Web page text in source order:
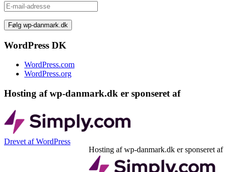
E-
mail-
adresse
WordPress DK
WordPress.com
WordPress.org
Hosting af wp-danmark.dk er sponseret af
Drevet af WordPress
Hosting af wp-danmark.dk er sponseret af